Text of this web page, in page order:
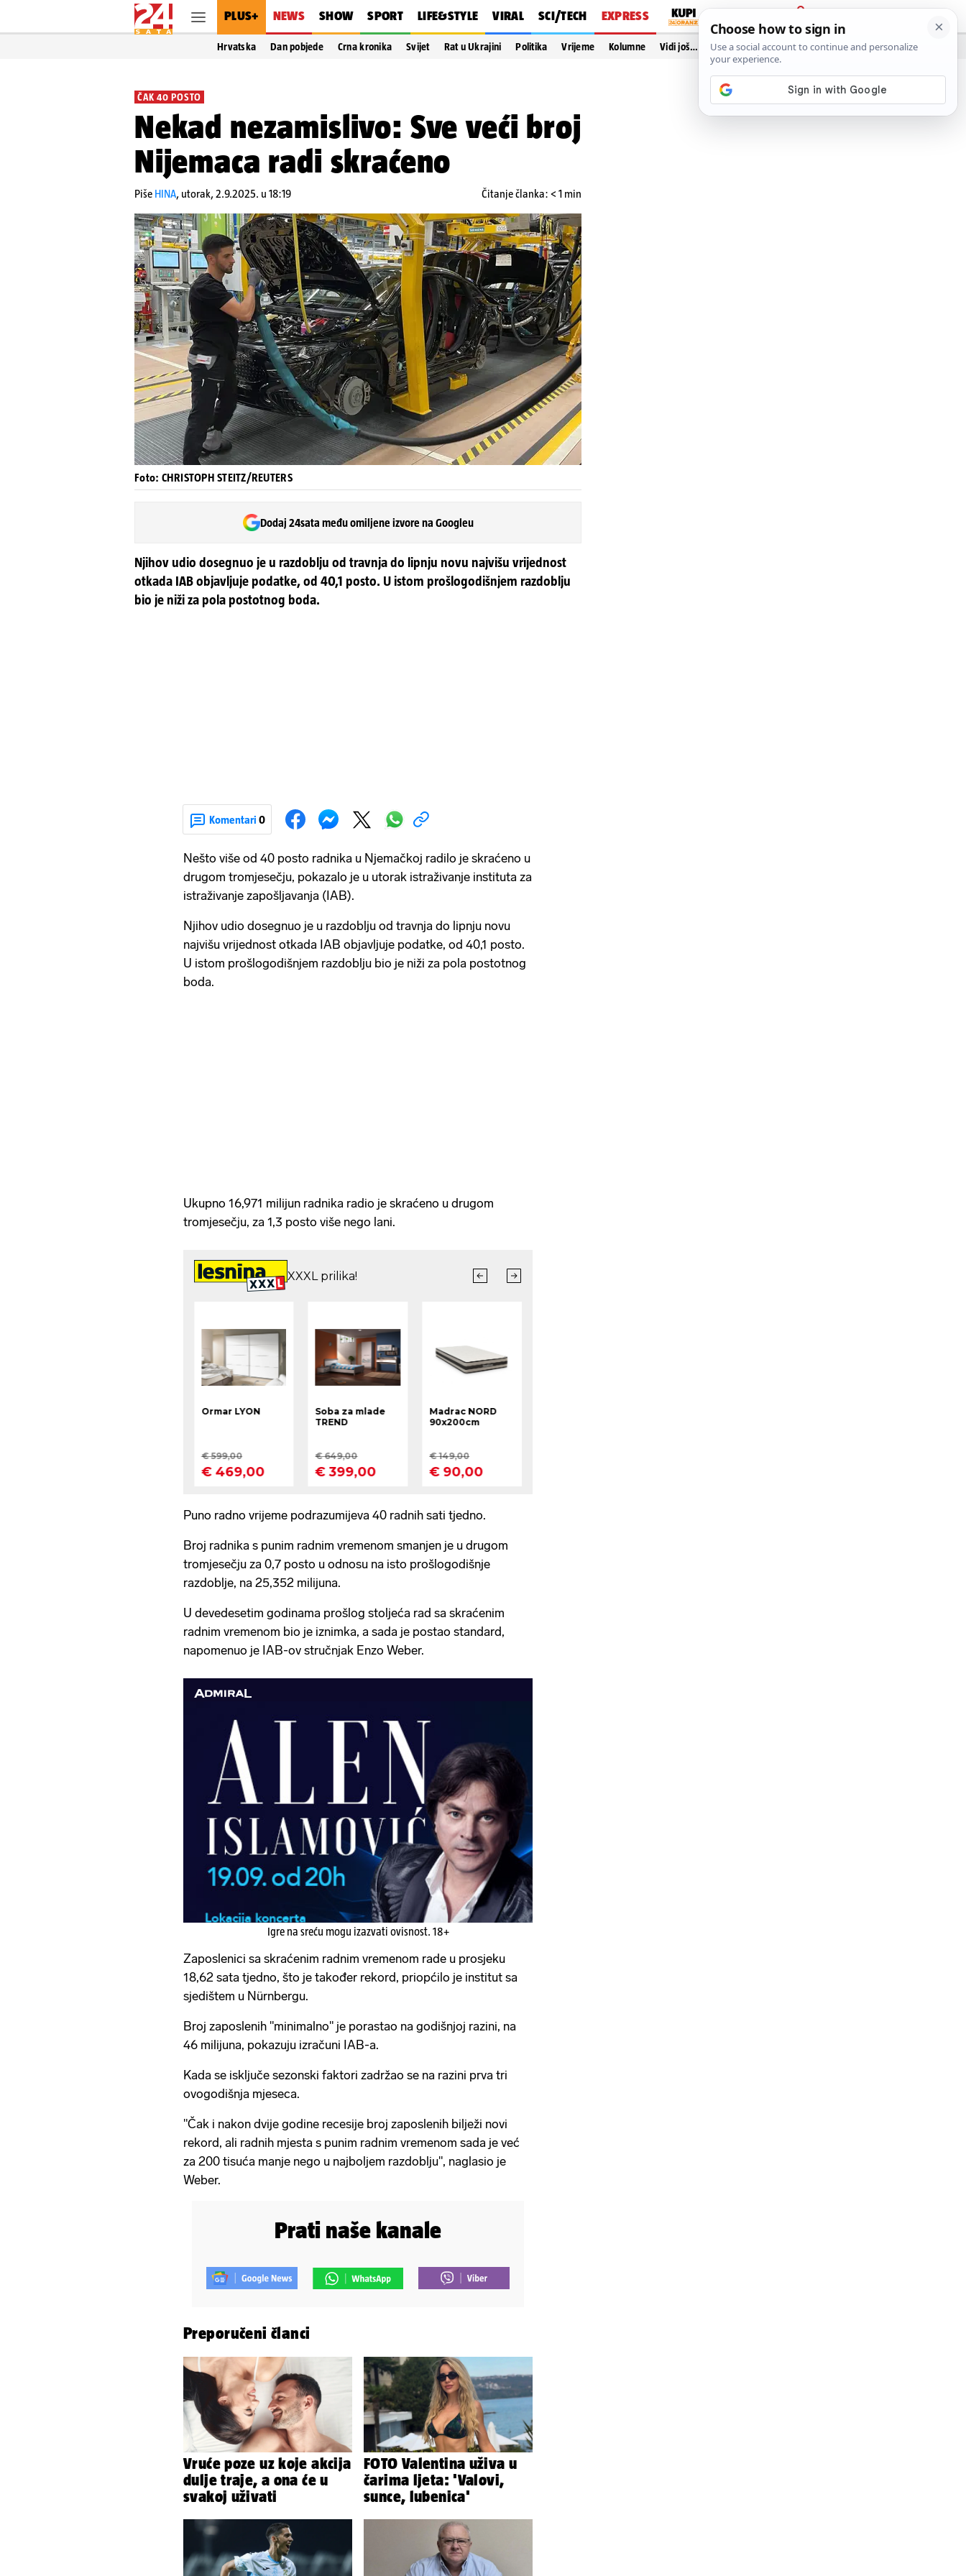
PLUS+ NEWS SHOW SPORT LIFE&STYLE VIRAL SCI/TECH EXPRESS
PRIJAVA
Hrvatska Dan pobjede Crna kronika Svijet Rat u Ukrajini Politika Vrijeme Kolumne Vidi još…
ČAK 40 POSTO
Nekad nezamislivo: Sve veći broj
Nijemaca radi skraćeno
Piše HINA, utorak, 2.9.2025. u 18:19 Čitanje članka: < 1 min
Foto: CHRISTOPH STEITZ/REUTERS
Dodaj 24sata među omiljene izvore na Googleu
Njihov udio dosegnuo je u razdoblju od travnja do lipnju novu najvišu vrijednost
otkada IAB objavljuje podatke, od 40,1 posto. U istom prošlogodišnjem razdoblju
bio je niži za pola postotnog boda.
Komentari 0
Nešto više od 40 posto radnika u Njemačkoj radilo je skraćeno u
drugom tromjesečju, pokazalo je u utorak istraživanje instituta za
istraživanje zapošljavanja (IAB).
Njihov udio dosegnuo je u razdoblju od travnja do lipnju novu
najvišu vrijednost otkada IAB objavljuje podatke, od 40,1 posto.
U istom prošlogodišnjem razdoblju bio je niži za pola postotnog
boda.
Ukupno 16,971 milijun radnika radio je skraćeno u drugom
tromjesečju, za 1,3 posto više nego lani.
Puno radno vrijeme podrazumijeva 40 radnih sati tjedno.
Broj radnika s punim radnim vremenom smanjen je u drugom
tromjesečju za 0,7 posto u odnosu na isto prošlogodišnje
razdoblje, na 25,352 milijuna.
U devedesetim godinama prošlog stoljeća rad sa skraćenim
radnim vremenom bio je iznimka, a sada je postao standard,
napomenuo je IAB-ov stručnjak Enzo Weber.
Igre na sreću mogu izazvati ovisnost. 18+
Zaposlenici sa skraćenim radnim vremenom rade u prosjeku
18,62 sata tjedno, što je također rekord, priopćilo je institut sa
sjedištem u Nürnbergu.
Broj zaposlenih "minimalno" je porastao na godišnjoj razini, na
46 milijuna, pokazuju izračuni IAB-a.
Kada se isključe sezonski faktori zadržao se na razini prva tri
ovogodišnja mjeseca.
"Čak i nakon dvije godine recesije broj zaposlenih bilježi novi
rekord, ali radnih mjesta s punim radnim vremenom sada je već
za 200 tisuća manje nego u najboljem razdoblju", naglasio je
Weber.
Prati naše kanale
Preporučeni članci
Vruće poze uz koje akcija
dulje traje, a ona će u
svakoj uživati
FOTO Valentina uživa u
čarima ljeta: 'Valovi,
sunce, lubenica'